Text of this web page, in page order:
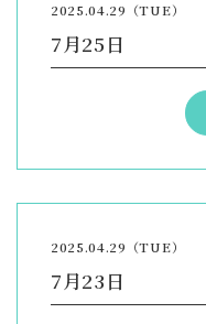
2025.04.29（TUE）
7月25日
2025.04.29（TUE）
7月23日